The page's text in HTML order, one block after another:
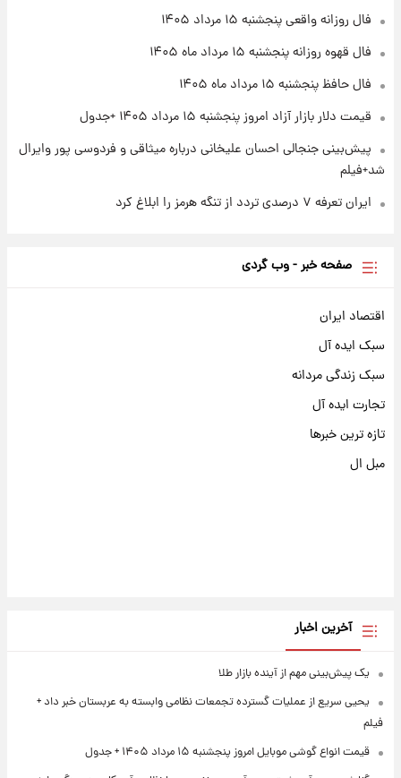
آغاز طرح جدید فروش مشارکت در تولید سایپا؛
نام خودرو، مبلغ پیش پرداخت و زمان تحویل |
فال روزانه واقعی پنجشنبه ۱۵ مرداد ۱۴۰۵
فال قهوه روزانه پنجشنبه ۱۵ مرداد ماه ۱۴۰۵
فال حافظ پنجشنبه ۱۵ مرداد ماه ۱۴۰۵
قیمت دلار بازار آزاد امروز پنجشنبه ۱۵ مرداد ۱۴۰۵ +جدول
پیش‌بینی جنجالی احسان علیخانی درباره میثاقی و فردوسی پور وایرال
شد+فیلم
ایران تعرفه ۷ درصدی تردد از تنگه هرمز را ابلاغ کرد
صفحه خبر - وب گردی
اقتصاد ایران
سبک ایده آل
سبک زندگی مردانه
تجارت ایده آل
تازه ترین خبرها
مبل ال
آخرین اخبار
یک پیش‌بینی مهم از آینده بازار طلا
یحیی سریع از عملیات گسترده تجمعات نظامی وابسته به عربستان خبر داد +
فیلم
قیمت انواع گوشی موبایل امروز پنجشنبه ۱۵ مرداد ۱۴۰۵ + جدول